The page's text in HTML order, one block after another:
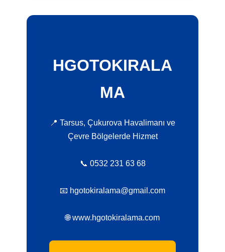
HGOTOKIRALA
MA
📍 Tarsus, Çukurova Havalimanı ve
Çevre Bölgelerde Hizmet
📞 0532 231 63 68
📧 hgotokiralama@gmail.com
🌐 www.hgotokiralama.com